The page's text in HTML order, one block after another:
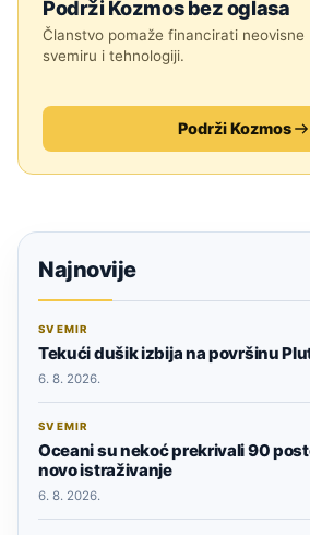
Podrži Kozmos bez oglasa
Članstvo pomaže financirati neovisne
svemiru i tehnologiji.
Podrži Kozmos
Najnovije
SVEMIR
Tekući dušik izbija na površinu
6. 8. 2026.
SVEMIR
Oceani su nekoć prekrivali 90
novo istraživanje
6. 8. 2026.